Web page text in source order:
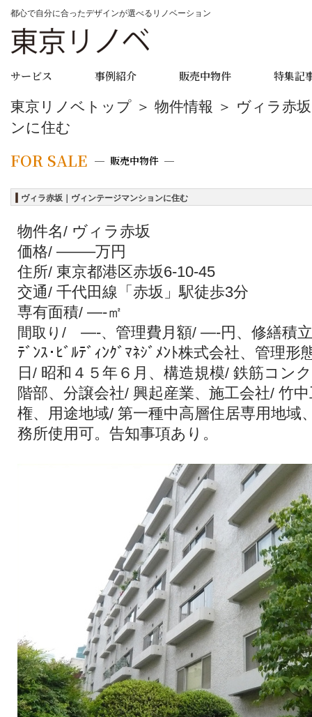
都心で自分に合ったデザインが選べるリノベーション
サービス 事例紹介 販売中物件 特集記
東京リノベトップ ＞ 物件情報 ＞ ヴィラ赤
ンに住む
FOR SALE 販売中物件
ヴィラ赤坂｜ヴィンテージマンションに住む
物件名/ ヴィラ赤坂
価格/ ——–万円
住所/ 東京都港区赤坂6-10-45
交通/ 千代田線「赤坂」駅徒歩3分
専有面積/ —-㎡
間取り/ —-、 管理費月額/ —-円、 修繕積
ﾃﾞﾝｽ･ﾋﾞﾙﾃﾞｨﾝｸﾞﾏﾈｼﾞﾒﾝﾄ株式会社、 管理形
日/ 昭和４５年６月、 構造規模/ 鉄筋コン
階部、 分譲会社/ 興起産業、 施工会社/ 竹
権、 用途地域/ 第一種中高層住居専用地域
務所使用可。告知事項あり。